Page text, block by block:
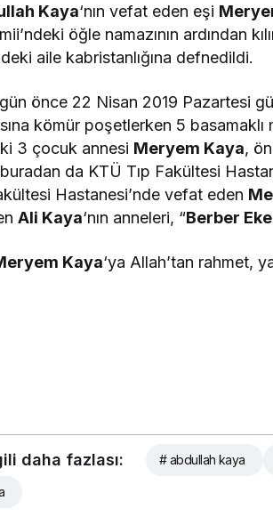
Kaya‘nın vefat eden eşi
öğle namazının ardından
aile kabristanlığına defnedildi.
önce 22 Nisan 2019 Pazartesi
kömür poşetlerken 5
3 çocuk annesi Meryem Kaya,
buradan da KTÜ Tıp Fakültesi
Hastanesi’nde vefat eden
Ali Kaya‘nın anneleri, “Berber
Kaya‘ya Allah’tan rahmet,
daha fazlası: # abdullah kaya